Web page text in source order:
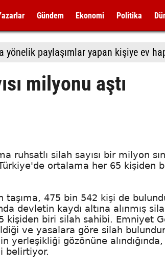
Gündem Ekonomi Politika
yönelik paylaşımlar yapan kişiye ev
milyonu aştı
ruhsatlı silah sayısı bir milyon
Türkiye'de ortalama her 65 kişiden
475 bin 542 kişi de
devletin kaydı altına alınmış
kişiden biri silah sahibi. Emniyet
ve yasalara göre silah
yerleşikliği gözönüne
belirtiyor.